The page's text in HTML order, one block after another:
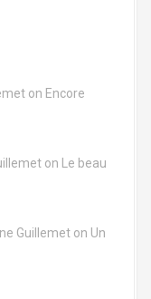
on Encore
on
Le beau
Guillemet on Un